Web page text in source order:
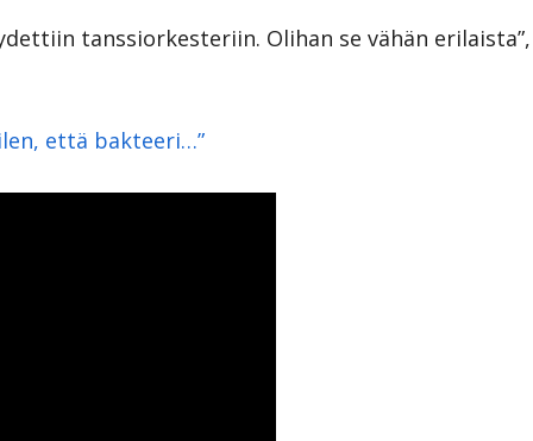
tanssiorkesteriin. Olihan se vähän erilaista”,
että bakteeri…”